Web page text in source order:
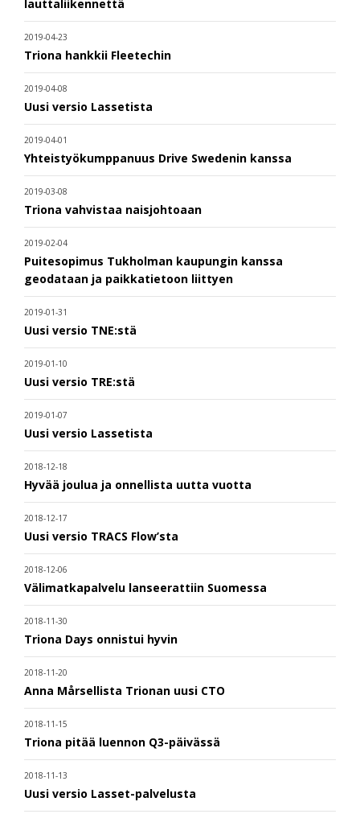
lauttaliikennettä
2019-04-23
Triona hankkii Fleetechin
2019-04-08
Uusi versio Lassetista
2019-04-01
Yhteistyökumppanuus Drive Swedenin kanssa
2019-03-08
Triona vahvistaa naisjohtoaan
2019-02-04
Puitesopimus Tukholman kaupungin kanssa
geodataan ja paikkatietoon liittyen
2019-01-31
Uusi versio TNE:stä
2019-01-10
Uusi versio TRE:stä
2019-01-07
Uusi versio Lassetista
2018-12-18
Hyvää joulua ja onnellista uutta vuotta
2018-12-17
Uusi versio TRACS Flow’sta
2018-12-06
Välimatkapalvelu lanseerattiin Suomessa
2018-11-30
Triona Days onnistui hyvin
2018-11-20
Anna Mårsellista Trionan uusi CTO
2018-11-15
Triona pitää luennon Q3-päivässä
2018-11-13
Uusi versio Lasset-palvelusta